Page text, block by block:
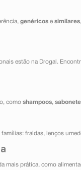
genéricos e similares
estão na Drogal.
como shampoos,
fraldas, lenços
mais prática, como